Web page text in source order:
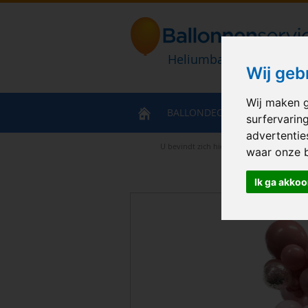
Wij
Wij maken
waar onze
Ik ga
Heliumballonnen en
U bevindt zich hier organic
BALLONDECORATIES